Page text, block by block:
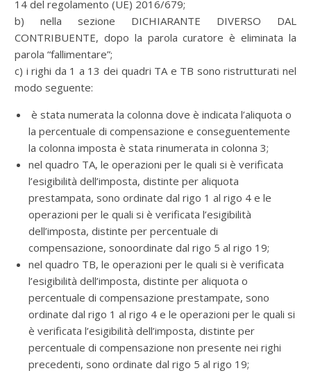
14 del regolamento (UE) 2016/679;
b) nella sezione DICHIARANTE DIVERSO DAL
CONTRIBUENTE, dopo la parola curatore è eliminata la
parola “fallimentare”;
c) i righi da 1 a 13 dei quadri TA e TB sono ristrutturati nel
modo seguente:
è stata numerata la colonna dove è indicata l’aliquota o
la percentuale di compensazione e conseguentemente
la colonna imposta è stata rinumerata in colonna 3;
nel quadro TA, le operazioni per le quali si è verificata
l’esigibilità dell’imposta, distinte per aliquota
prestampata, sono ordinate dal rigo 1 al rigo 4 e le
operazioni per le quali si è verificata l’esigibilità
dell’imposta, distinte per percentuale di
compensazione, sonoordinate dal rigo 5 al rigo 19;
nel quadro TB, le operazioni per le quali si è verificata
l’esigibilità dell’imposta, distinte per aliquota o
percentuale di compensazione prestampate, sono
ordinate dal rigo 1 al rigo 4 e le operazioni per le quali si
è verificata l’esigibilità dell’imposta, distinte per
percentuale di compensazione non presente nei righi
precedenti, sono ordinate dal rigo 5 al rigo 19;